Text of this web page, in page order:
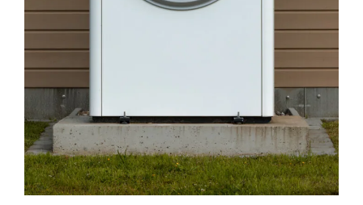
Wärmepumpe Installation und
Wartung in Berlin und Potsdam
HEIZUNGSMONTEUR IN BERLIN
Monteur, Wartung und Reparaturen von
Wärmepumpen in Berlin, Potsdam und Umgebung
Weiterlesen